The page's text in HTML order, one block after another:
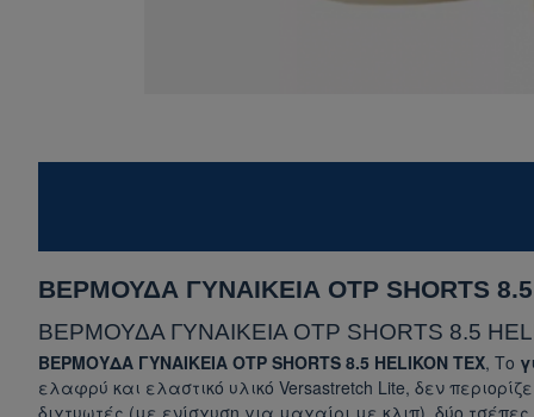
ΒΕΡΜΟΥΔΑ ΓΥΝΑΙΚΕΙΑ OTP SHORTS 8.5
ΒΕΡΜΟΥΔΑ ΓΥΝΑΙΚΕΙΑ OTP SHORTS 8.5
ΒΕΡΜΟΥΔΑ ΓΥΝΑΙΚΕΙΑ OTP SHORTS 8.5 HELIKON TEX, Το
ελαφρύ και ελαστικό υλικό Versastretch Lite, δεν
διχτυωτές (με ενίσχυση για μαχαίρι με κλιπ), δύο